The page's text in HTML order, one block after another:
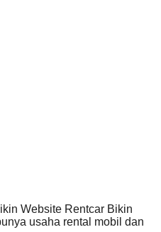
Website Rentcar Bikin
usaha rental mobil dan